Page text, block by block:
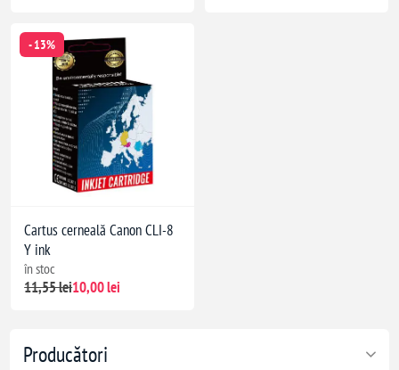
Producători
- 13%
Cartus cerneală Canon CLI-8
Y ink
în stoc
11,55 lei10,00 lei